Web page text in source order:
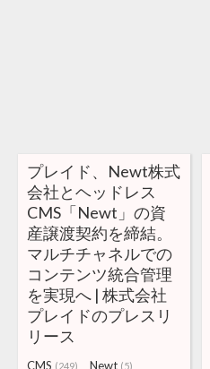
プレイド、Newt株式
会社とヘッドレス
CMS「Newt」の資
産譲渡契約を締結。
マルチチャネルでの
コンテンツ統合管理
を実現へ | 株式会社
プレイドのプレスリ
リース
CMS (249) Newt (5)